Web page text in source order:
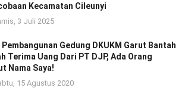
Kecamatan Cileunyi
3 Juli 2025
Pembangunan Gedung DKUKM Garut Bantah
Terima Uang Dari PT DJP, Ada Orang
Nama Saya!
15 Agustus 2020